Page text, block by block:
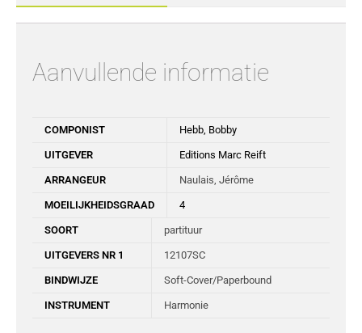
Aanvullende informatie
COMPONIST Hebb, Bobby
UITGEVER Editions Marc Reift
ARRANGEUR Naulais, Jérôme
MOEILIJKHEIDSGRAAD 4
SOORT partituur
UITGEVERS NR 1 12107SC
BINDWIJZE Soft-Cover/Paperbound
INSTRUMENT Harmonie